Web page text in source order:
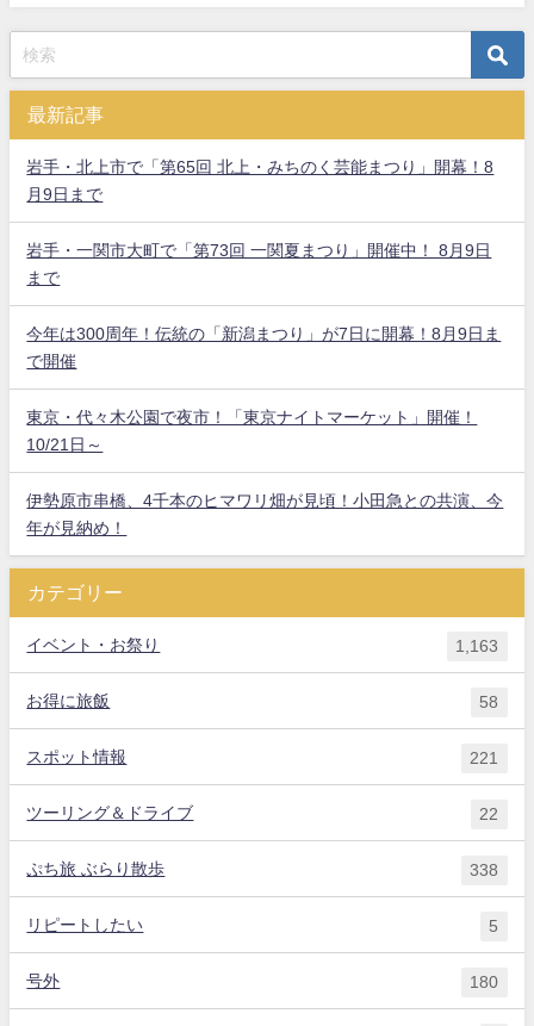
最新記事
岩手・北上市で「第65回 北上・みちのく芸能まつり」開幕！8
月9日まで
岩手・一関市大町で「第73回 一関夏まつり」開催中！ 8月9日
まで
今年は300周年！伝統の「新潟まつり」が7日に開幕！8月9日ま
で開催
東京・代々木公園で夜市！「東京ナイトマーケット」開催！
10/21日～
伊勢原市串橋、4千本のヒマワリ畑が見頃！小田急との共演、今
年が見納め！
カテゴリー
イベント・お祭り 1,163
お得に旅飯 58
スポット情報 221
ツーリング＆ドライブ 22
ぷち旅 ぶらり散歩 338
リピートしたい 5
号外 180